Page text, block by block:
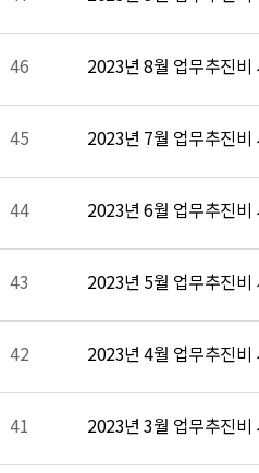
46 2023년 8월 업무추진비
45 2023년 7월 업무추진비
44 2023년 6월 업무추진비
43 2023년 5월 업무추진비
42 2023년 4월 업무추진비
41 2023년 3월 업무추진비